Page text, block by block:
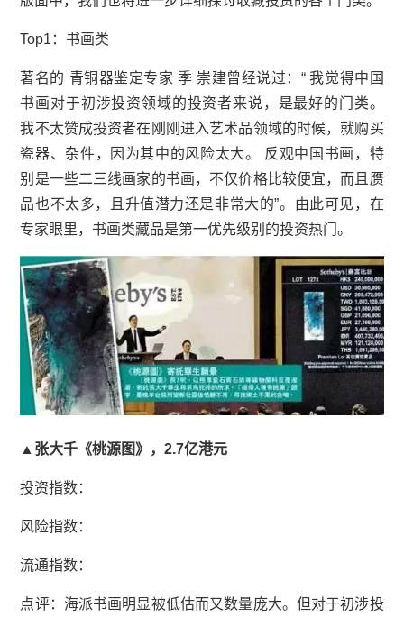
Top1：书画类
著名的 青铜器鉴定专家 季 崇建曾经说过：“ 我觉得中国
书画对于初涉投资领域的投资者来说，是最好的门类。
我不太赞成投资者在刚刚进入艺术品领域的时候，就购买
瓷器、杂件，因为其中的风险太大。 反观中国书画，特
别是一些二三线画家的书画，不仅价格比较便宜，而且赝
品也不太多，且升值潜力还是非常大的”。由此可见，在
专家眼里，书画类藏品是第一优先级别的投资热门。
▲张大千《桃源图》，2.7亿港元
投资指数：
风险指数：
流通指数：
点评：海派书画明显被低估而又数量庞大。但对于初涉投